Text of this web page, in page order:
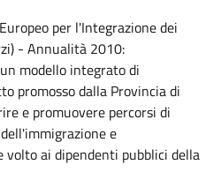
per l'Integrazione dei
- Annualità 2010:
modello integrato di
promosso dalla Provincia di
e promuovere percorsi di
e
volto ai dipendenti pubblici della